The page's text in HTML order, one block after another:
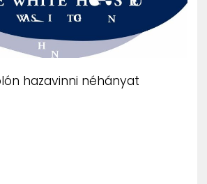
hazavinni néhányat